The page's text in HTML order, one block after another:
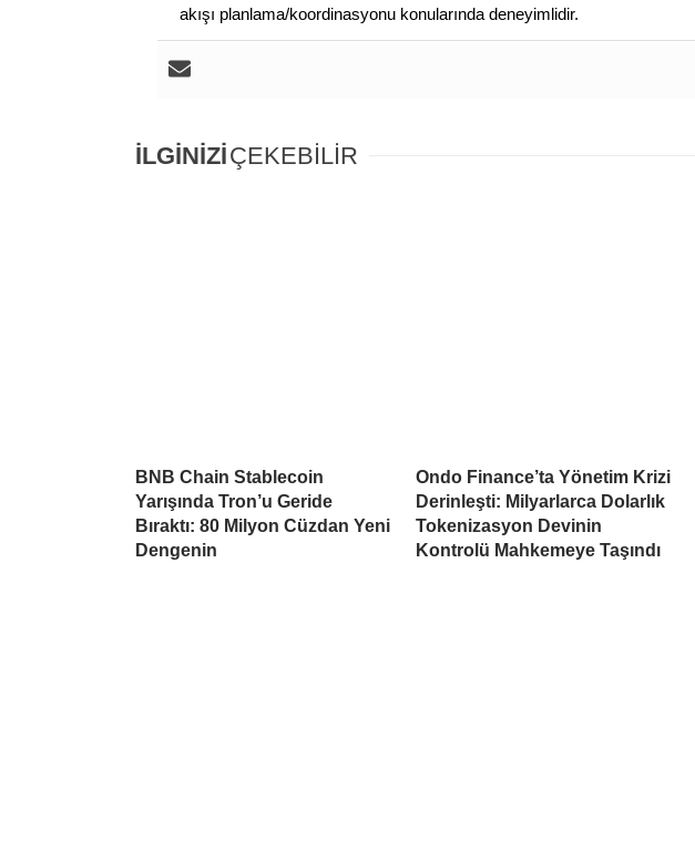
akışı planlama/koordinasyonu konularında deneyimlidir.
İLGİNİZİÇEKEBİLİR
BNB Chain Stablecoin
Yarışında Tron’u Geride
Bıraktı: 80 Milyon Cüzdan Yeni
Dengenin
Ondo Finance’ta Yönetim Krizi
Derinleşti: Milyarlarca Dolarlık
Tokenizasyon Devinin
Kontrolü Mahkemeye Taşındı